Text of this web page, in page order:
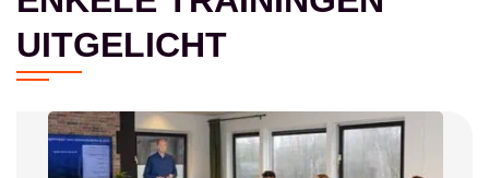
UITGELICHT